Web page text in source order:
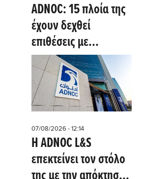
ADNOC: 15 πλοία της
έχουν δεχθεί
επιθέσεις με
πυραύλους και
drones - Aυξάνονται
οι κίνδυνοι στα Στενά
του Ορμούζ
07/08/2026 - 12:14
Η ADNOC L&S
επεκτείνει τον στόλο